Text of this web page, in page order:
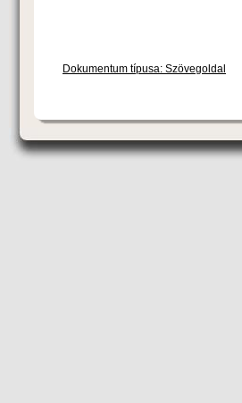
Dokumentum típusa: Szövegoldal